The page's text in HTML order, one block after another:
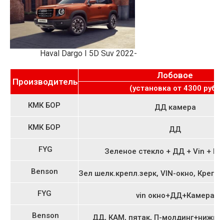
Haval Dargo I 5D Suv 2022-
Производитель
Лобовое
(установка от 4300 руб.)
КМК БОР
ДД камера
КМК БОР ДД
FYG Зеленое стекло + ДД + Vin +
Benson Зел шелк.крепл.зерк, VIN-окно,
FYG vin окно+ДД+Камера
Benson ДД, КАМ, пятак, П-